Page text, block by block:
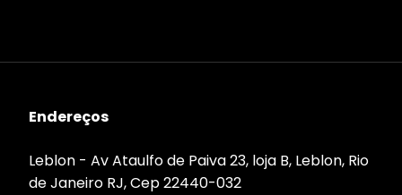
Endereços
Leblon - Av Ataulfo de Paiva 23, loja B, Leblon, Rio
de Janeiro RJ, Cep 22440-032